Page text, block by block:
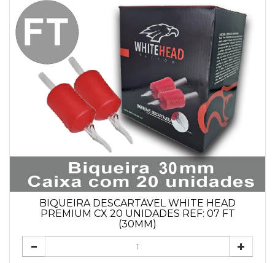
BIQUEIRA DESCARTÁVEL WHITE HEAD
PREMIUM CX 20 UNIDADES REF: 07 FT
(30MM)